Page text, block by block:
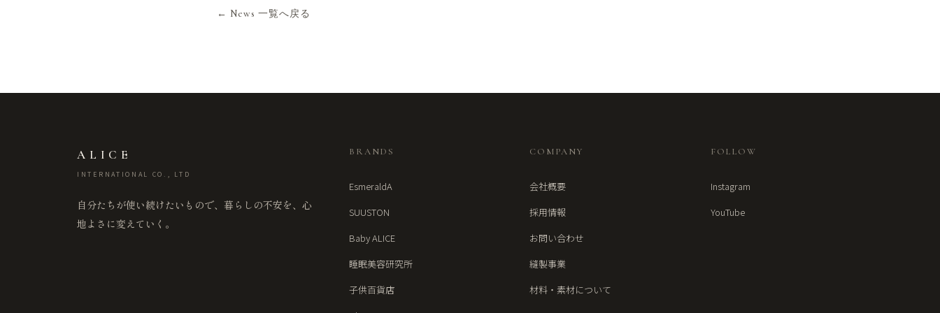
← News 一覧へ戻る
ALICE
INTERNATIONAL CO., LTD
自分たちが使い続けたいもので、暮らしの不安を、心
地よさに変えていく。
BRANDS
EsmeraldA
SUUSTON
Baby ALICE
睡眠美容研究所
子供百貨店
COMPANY
会社概要
採用情報
お問い合わせ
縫製事業
材料・素材について
FOLLOW
Instagram
YouTube